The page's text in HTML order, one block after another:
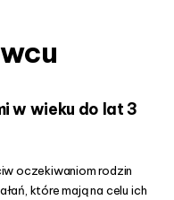
w wieku do lat 3
oczekiwaniom rodzin
które mają na celu ich